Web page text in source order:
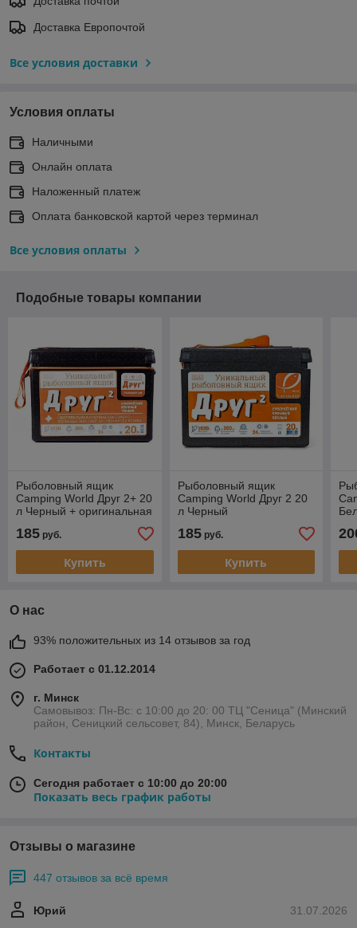
Доставка Европочтой
Все условия доставки
Условия оплаты
Наличными
Онлайн оплата
Наложенный платеж
Оплата банковской картой через терминал
Все условия оплаты
Подобные товары компании
Рыболовный ящик
Camping World Друг 2+ 20
л Черный + оригинальная
185 руб.
Купить
Рыболовный ящик
Camping World Друг 2 20
л Черный
185руб.
Купить
О нас
93% положительных из 14 отзывов за год
Работает с 01.12.2014
г. Минск
Самовывоз: Пн-Вс: с 10:00 до 20: 00 ТЦ "Сеница" (Минский
район, Сеницкий сельсовет, 84), Минск, Беларусь
Контакты
Сегодня работает с 10:00 до 20:00
Показать весь график работы
Отзывы о магазине
447 отзывов за всё время
31.07.2026
Юрий